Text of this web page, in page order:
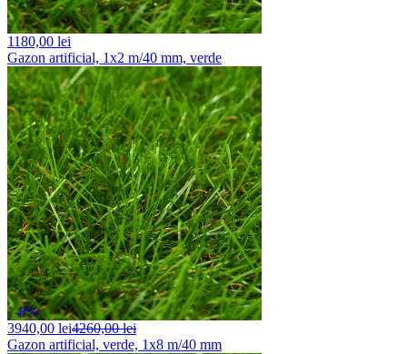
1180,00 lei
Gazon artificial, 1x2 m/40 mm, verde
-8%
3940,00 lei4260,00 lei
Gazon artificial, verde, 1x8 m/40 mm